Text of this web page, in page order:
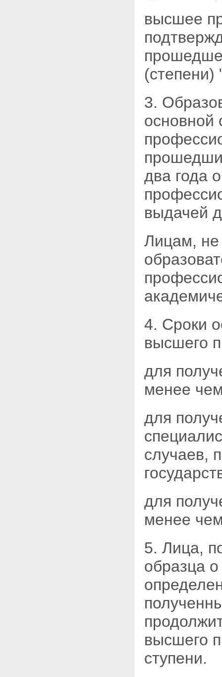
высшее
(степени)
3.
основной
два года
выдачей
Лицам,
4. Сроки
высшего
для
менее
для
случаев,
для
менее
5. Лица,
образца
высшего
ступени.